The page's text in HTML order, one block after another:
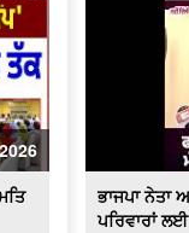
ਭਾਜਪਾ ਨੇਤਾ
ਪਰਿਵਾਰਾਂ